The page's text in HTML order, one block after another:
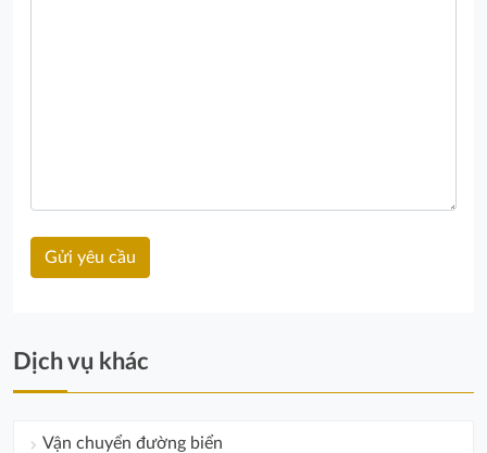
Dịch vụ khác
Vận chuyển đường biển